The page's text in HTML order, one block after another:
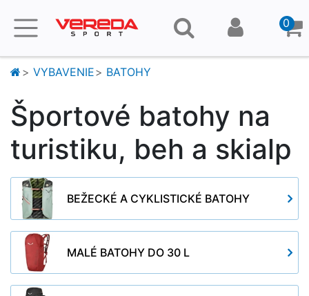
0
VYBAVENIE BATOHY
Športové batohy na
turistiku, beh a skialp
BEŽECKÉ A CYKLISTICKÉ BATOHY
MALÉ BATOHY DO 30 L